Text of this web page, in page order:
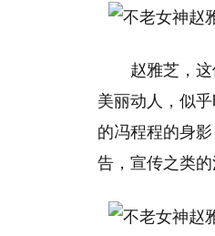
赵雅芝，
美丽动人，似
的冯程程的身
告，宣传之类